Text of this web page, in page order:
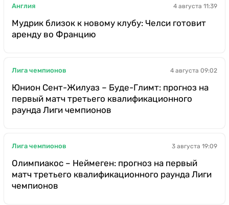
Англия 4 августа 11:39
Мудрик близок к новому клубу: Челси готовит
аренду во Францию
Лига чемпионов 4 августа 09:02
Юнион Сент-Жилуаз – Буде-Глимт: прогноз на
первый матч третьего квалификационного
раунда Лиги чемпионов
Лига чемпионов 3 августа 19:09
Олимпиакос – Неймеген: прогноз на первый
матч третьего квалификационного раунда Лиги
чемпионов